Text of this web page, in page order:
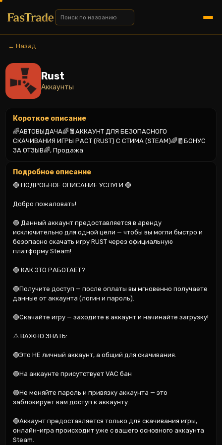
← Назад
Rust
Аккаунты
Короткое описание
🌈АВТОВЫДАЧА🌈🧧АККАУНТ ДЛЯ БЕЗОПАСНОГО
СКАЧИВАНИЯ ИГРЫ РАСТ (RUST) С СТИМА (STEAM)🌈🧧БОНУС
ЗА ОТЗЫВ🌈, Продажа
Подробное описание
🟣 ПОДРОБНОЕ ОПИСАНИЕ УСЛУГИ 🟣
Добро пожаловать!
🟣 Данный аккаунт предоставляется в аренду
исключительно для одной цели — чтобы вы могли быстро и
безопасно скачать игру RUST через официальную
платформу Steam!
🟣 КАК ЭТО РАБОТАЕТ?
🟣Получите доступ — после оплаты вы мгновенно получаете
данные от аккаунта (логин и пароль).
🟣Скачайте игру — заходите в аккаунт и начинайте загрузку!
⚠️ ВАЖНО ЗНАТЬ:
🟣Это НЕ личный аккаунт, а общий для скачивания.
🟣На аккаунте присутствует VAC бан
🟣Не меняйте пароль и привязку аккаунта — это
заблокирует вам доступ к аккаунту.
🟣Аккаунт предоставляется только для скачивания игры,
онлайн-игра происходит уже с вашего основного аккаунта
Steam.